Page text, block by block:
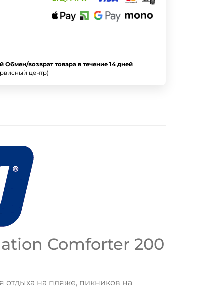
Обмен/возврат товара в течение 14 дней
центр)
Comforter 200
отдыха на пляже, пикников на